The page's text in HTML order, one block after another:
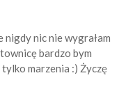
nigdy nic nie wygrałam
bardzo bym
marzenia :) Życzę